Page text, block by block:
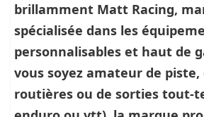
brillamment Matt Racing,
spécialisée dans les
personnalisables et haut de
vous soyez amateur de piste,
routières ou de sorties tout-